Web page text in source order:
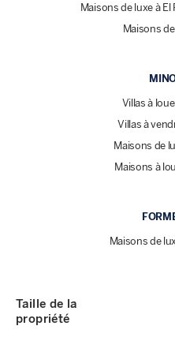
Maisons de luxe à
Maisons
Villas à
Villas à
Maisons de
Maisons à
Maisons de
Taille de la
propriété